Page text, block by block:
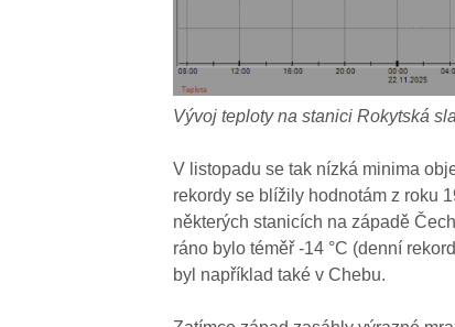
Vývoj teploty na stanici Rokytská
V listopadu se tak nízká minima
rekordy se blížily hodnotám z roku
některých stanicích na západě
ráno bylo téměř -14 °C (denní
byl například také v Chebu.